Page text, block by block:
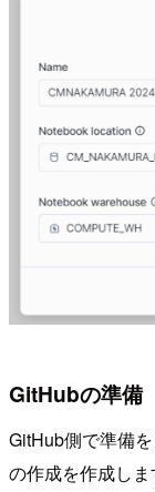
GitHubの準備
GitHub側で準備
の作成を作成しま